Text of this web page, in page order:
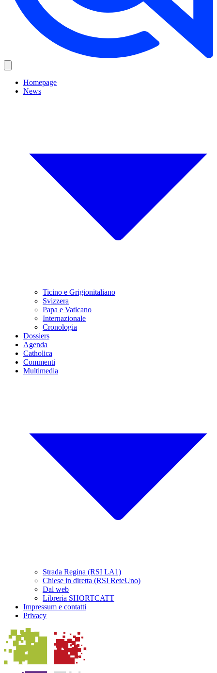
Homepage
News
Ticino e Grigionitaliano
Svizzera
Papa e Vaticano
Internazionale
Cronologia
Dossiers
Agenda
Catholica
Commenti
Multimedia
Strada Regina (RSI LA1)
Chiese in diretta (RSI ReteUno)
Dal web
Libreria SHORTCATT
Impressum e contatti
Privacy